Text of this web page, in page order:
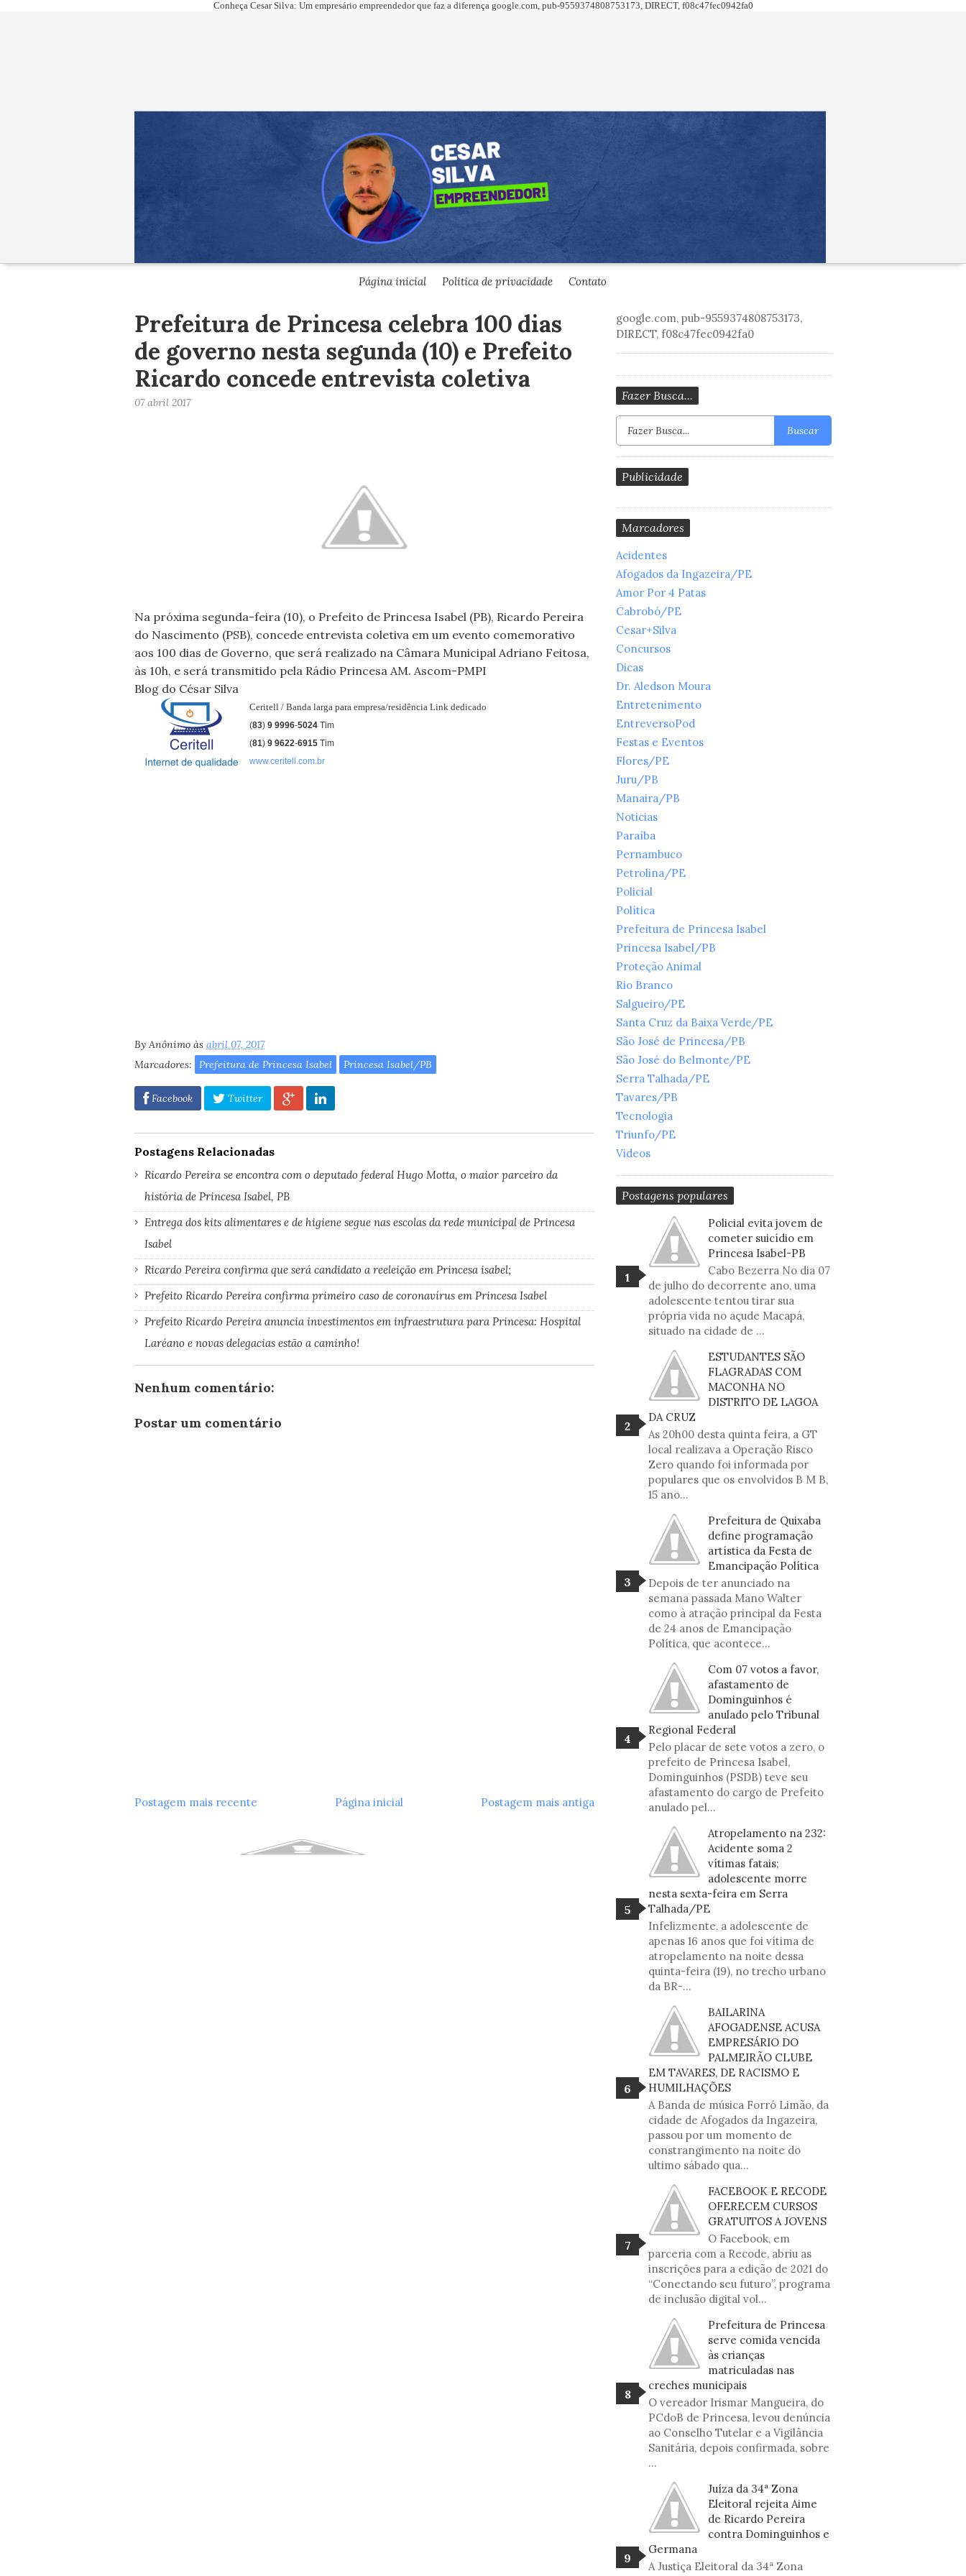
Conheça Cesar Silva: Um empresário empreendedor que faz a diferença google.com, pub-9559374808753173, DIRECT, f08c47fec0942fa0
Página inicial Politica de privacidade Contato
Prefeitura de Princesa celebra 100 dias
de governo nesta segunda (10) e Prefeito
Ricardo concede entrevista coletiva
07 abril 2017
Na próxima segunda-feira (10), o Prefeito de Princesa Isabel (PB), Ricardo Pereira
do Nascimento (PSB), concede entrevista coletiva em um evento comemorativo
aos 100 dias de Governo, que será realizado na Câmara Municipal Adriano Feitosa,
às 10h, e será transmitido pela Rádio Princesa AM. Ascom-PMPI
Blog do César Silva
Ceritell / Banda larga para empresa/residência Link dedicado
(83) 9 9996-5024 Tim
(81) 9 9622-6915 Tim
www.ceritell.com.br
By Anônimo às abril 07, 2017
Marcadores:
Prefeitura de Princesa Isabel Princesa Isabel/PB
Facebook Twitter
Postagens Relacionadas
Ricardo Pereira se encontra com o deputado federal Hugo Motta, o maior parceiro da
história de Princesa Isabel, PB
Entrega dos kits alimentares e de higiene segue nas escolas da rede municipal de Princesa
Isabel
Ricardo Pereira confirma que será candidato a reeleição em Princesa isabel;
Prefeito Ricardo Pereira confirma primeiro caso de coronavírus em Princesa Isabel
Prefeito Ricardo Pereira anuncia investimentos em infraestrutura para Princesa: Hospital
Laréano e novas delegacias estão a caminho!
Nenhum comentário:
Postar um comentário
Postagem mais recente Postagem mais antiga
Página inicial
google.com, pub-9559374808753173,
DIRECT, f08c47fec0942fa0
Fazer Busca...
Buscar
Publicidade
Marcadores
Acidentes
Afogados da Ingazeira/PE
Amor Por 4 Patas
Cabrobó/PE
Cesar+Silva
Concursos
Dicas
Dr. Aledson Moura
Entretenimento
EntreversoPod
Festas e Eventos
Flores/PE
Juru/PB
Manaira/PB
Noticias
Paraíba
Pernambuco
Petrolina/PE
Policial
Política
Prefeitura de Princesa Isabel
Princesa Isabel/PB
Proteção Animal
Rio Branco
Salgueiro/PE
Santa Cruz da Baixa Verde/PE
São José de Princesa/PB
São José do Belmonte/PE
Serra Talhada/PE
Tavares/PB
Tecnologia
Triunfo/PE
Videos
Postagens populares
Policial evita jovem de
cometer suicídio em
Princesa Isabel-PB
Cabo Bezerra No dia 07
de julho do decorrente ano, uma
adolescente tentou tirar sua
própria vida no açude Macapá,
situado na cidade de ...
ESTUDANTES SÃO
FLAGRADAS COM
MACONHA NO
DISTRITO DE LAGOA
DA CRUZ
As 20h00 desta quinta feira, a GT
local realizava a Operação Risco
Zero quando foi informada por
populares que os envolvidos B M B,
15 ano...
Prefeitura de Quixaba
define programação
artística da Festa de
Emancipação Política
Depois de ter anunciado na
semana passada Mano Walter
como à atração principal da Festa
de 24 anos de Emancipação
Política, que acontece...
Com 07 votos a favor,
afastamento de
Dominguinhos é
anulado pelo Tribunal
Regional Federal
Pelo placar de sete votos a zero, o
prefeito de Princesa Isabel,
Dominguinhos (PSDB) teve seu
afastamento do cargo de Prefeito
anulado pel...
Atropelamento na 232:
Acidente soma 2
vítimas fatais;
adolescente morre
nesta sexta-feira em Serra
Talhada/PE
Infelizmente, a adolescente de
apenas 16 anos que foi vítima de
atropelamento na noite dessa
quinta-feira (19), no trecho urbano
da BR-...
BAILARINA
AFOGADENSE ACUSA
EMPRESÁRIO DO
PALMEIRÃO CLUBE
EM TAVARES, DE RACISMO E
HUMILHAÇÕES
A Banda de música Forró Limão, da
cidade de Afogados da Ingazeira,
passou por um momento de
constrangimento na noite do
ultimo sábado qua...
FACEBOOK E RECODE
OFERECEM CURSOS
GRATUITOS A JOVENS
O Facebook, em
parceria com a Recode, abriu as
inscrições para a edição de 2021 do
“Conectando seu futuro”, programa
de inclusão digital vol...
Prefeitura de Princesa
serve comida vencida
às crianças
matriculadas nas
creches municipais
O vereador Irismar Mangueira, do
PCdoB de Princesa, levou denúncia
ao Conselho Tutelar e a Vigilância
Sanitária, depois confirmada, sobre
...
Juíza da 34ª Zona
Eleitoral rejeita Aime
de Ricardo Pereira
contra Dominguinhos e
Germana
A Justiça Eleitoral da 34ª Zona